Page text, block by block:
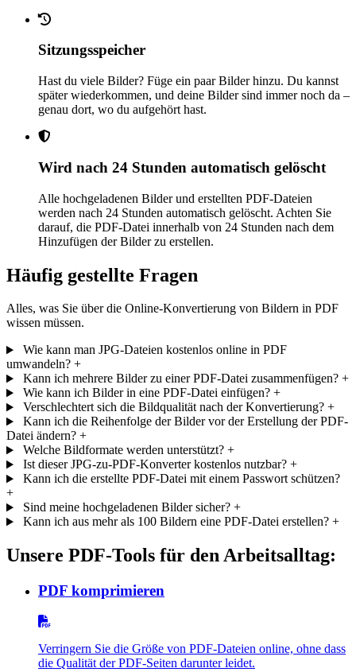
Sitzungsspeicher
Hast du viele Bilder? Füge ein paar Bilder hinzu. Du kannst
später wiederkommen, und deine Bilder sind immer noch da –
genau dort, wo du aufgehört hast.
Wird nach 24 Stunden automatisch gelöscht
Alle hochgeladenen Bilder und erstellten PDF-Dateien
werden nach 24 Stunden automatisch gelöscht. Achten Sie
darauf, die PDF-Datei innerhalb von 24 Stunden nach dem
Hinzufügen der Bilder zu erstellen.
Häufig gestellte Fragen
Alles, was Sie über die Online-Konvertierung von Bildern in PDF
wissen müssen.
Wie kann man JPG-Dateien kostenlos online in PDF
umwandeln? +
Kann ich mehrere Bilder zu einer PDF-Datei zusammenfügen? +
Wie kann ich Bilder in eine PDF-Datei einfügen? +
Verschlechtert sich die Bildqualität nach der Konvertierung? +
Kann ich die Reihenfolge der Bilder vor der Erstellung der PDF-
Datei ändern? +
Welche Bildformate werden unterstützt? +
Ist dieser JPG-zu-PDF-Konverter kostenlos nutzbar? +
Kann ich die erstellte PDF-Datei mit einem Passwort schützen?
+
Sind meine hochgeladenen Bilder sicher? +
Kann ich aus mehr als 100 Bildern eine PDF-Datei erstellen? +
Unsere PDF-Tools für den Arbeitsalltag:
PDF komprimieren
Verringern Sie die Größe von PDF-Dateien online, ohne dass
die Qualität der PDF-Seiten darunter leidet.